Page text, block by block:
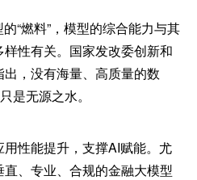
“燃料”，模型的综合能力与其
性有关。国家发改委创新和
，没有海量、高质量的数
是无源之水。
性能提升，支撑AI赋能。尤
、专业、合规的金融大模型